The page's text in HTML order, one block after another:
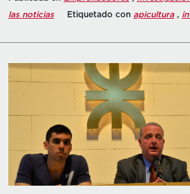
las noticias
Etiquetado con apicultura,